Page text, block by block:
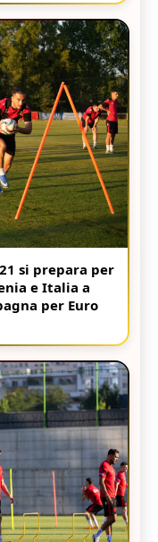
si prepara per
e Italia a
per Euro